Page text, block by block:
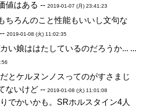
値はある -- 2019-01-07 (月) 23:41:23
ちろんのこと性能もいいし文句な
2019-01-08 (火) 11:02:35
い娘ははたしているのだろうか... ...
とケルヌンノスってのがすさまじ
ないけど -- 2019-01-08 (火) 11:01:08
でかいかも。SRホルスタイン4人